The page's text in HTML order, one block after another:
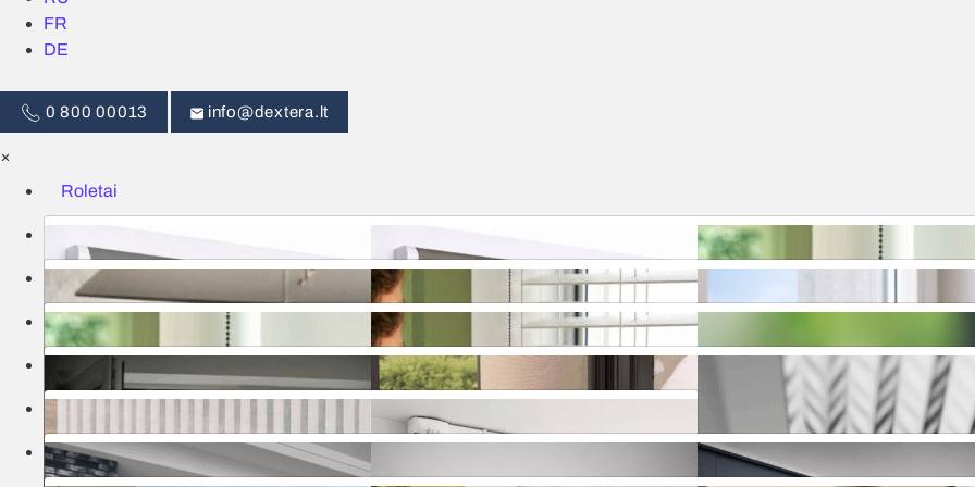
FR
DE
0 800 00013 info@dextera.lt
×
Roletai
Išmanus valdymas
Tinkleliai
Užuolaidos
Markizės